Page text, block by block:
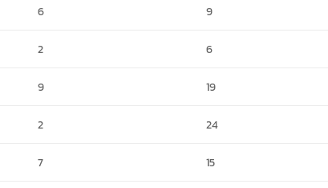
6 9
2 6
9 19
2 24
7 15